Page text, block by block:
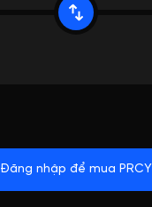
Đăng nhập để mua PRCY